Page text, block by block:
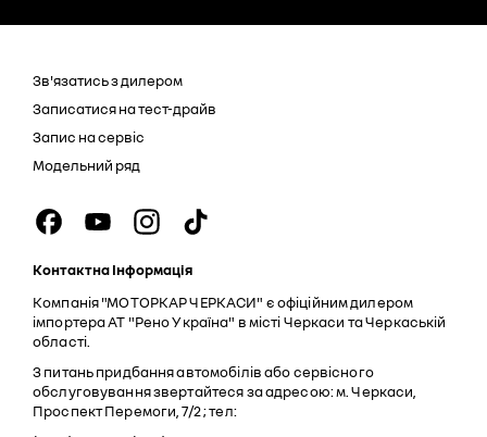
Зв'язатись з дилером
Записатися на тест-драйв
Запис на сервіс
Модельний ряд
Контактна Інформація
Компанія "МОТОРКАР ЧЕРКАСИ" є офіційним дилером
імпортера АТ "Рено Україна" в місті Черкаси та Черкаській
області.
З питань придбання автомобілів або сервісного
обслуговування звертайтеся за адресою: м. Черкаси,
Проспект Перемоги, 7/2 ; тел: